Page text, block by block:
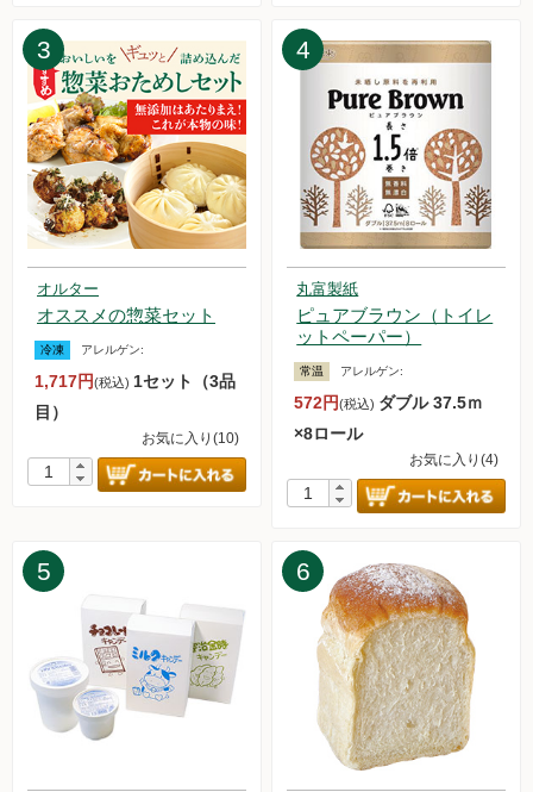
2025.3.29【毎週土曜日更新！】品ものアイテムを更新しまし
た。
2025.3.22【毎週土曜日更新！】品ものアイテムを更新しまし
た。
2025.3.15【毎週土曜日更新！】品ものアイテムを更新しまし
た。
2025.3.10【重要なお知らせ】送料改定について
2025.3.8【毎週土曜日更新！】品ものアイテムを更新しまし
た。
2025.3.1【毎週土曜日更新！】品ものアイテムを更新しまし
た。
2025.2.22【毎週土曜日更新！】品ものアイテムを更新しまし
た。
2025.2.15【毎週土曜日更新！】品ものアイテムを更新しまし
た。
2025.2.8【毎週土曜日更新！】品ものアイテムを更新しまし
た。
2025.2.1【毎週土曜日更新！】品ものアイテムを更新しまし
た。
2025.1.20【重要なお知らせ】 3Dセキュア2.0の移行について
2025.1.20【重要なお知らせ】 システムメンテナンスのお知ら
2025.1.18【毎週土曜日更新！】品ものアイテムを更新しまし
た。
2025.1.11【毎週土曜日更新！】品ものアイテムを更新しまし
2024.12.28【毎週土曜日更新！】黒瀬さん他（ライスロッヂ
3
オルター
オススメの惣菜セット
冷凍 アレルゲン:
1,717円(税込) 1セット（3品
目）
お気に入り(10)
4
丸富製紙
ピュアブラウン（トイレ
ットペーパー）
常温 アレルゲン:
572円(税込) ダブル 37.5ｍ
×8ロール
お気に入り(4)
5 6